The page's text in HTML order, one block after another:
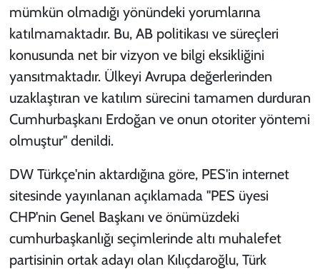
mümkün olmadığı yönündeki yorumlarına
katılmamaktadır. Bu, AB politikası ve süreçleri
konusunda net bir vizyon ve bilgi eksikliğini
yansıtmaktadır. Ülkeyi Avrupa değerlerinden
uzaklaştıran ve katılım sürecini tamamen durduran
Cumhurbaşkanı Erdoğan ve onun otoriter yöntemi
olmuştur" denildi.
DW Türkçe'nin aktardığına göre, PES'in internet
sitesinde yayınlanan açıklamada "PES üyesi
CHP'nin Genel Başkanı ve önümüzdeki
cumhurbaşkanlığı seçimlerinde altı muhalefet
partisinin ortak adayı olan Kılıçdaroğlu, Türk